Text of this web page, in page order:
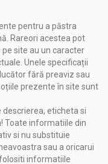
pentru a păstra
Rareori acestea pot
site au un caracter
Unele specificații
fără preaviz sau
prezente în site sunt
descrierea, eticheta si
Toate informatiile din
si nu substituie
sau a oricarui
informatiile